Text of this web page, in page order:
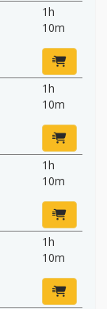
1h
10m
1h
10m
1h
10m
1h
10m